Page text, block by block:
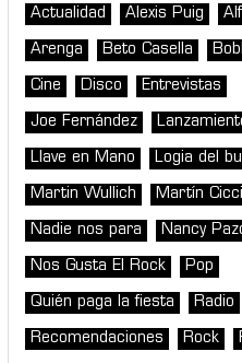
Actualidad Alexis Puig
Arenga Beto Casella
Cine Disco Entrevistas
Joe Fernández
Llave en Mano Logia del
Martin Wullich Martín
Nadie nos para Nancy
Nos Gusta El Rock Pop
Quién paga la fiesta Radio
Recomendaciones Rock